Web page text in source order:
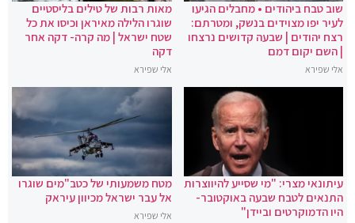
שוב טבח ביהודים • מחבלים הגיעו
לעיר יפו מצוידים בנשק, ומטרתם:
רצח יהודים | שבעה קדושים נרצחו
| השם יקום דמם
אלי שפירא
מאות רבות של טילים בליסטיים
שוגרו הלילה מאיראן וכיסו את כל
שטח ישראל | מה קרה- דקה אחר
דקה
אלי שפירא
עיתונאי מצרי: "מי שסייע להיווצרות
התנאים לטבח שבעה באוקטובר-
היו הדמוקרטים וביידן"
מטח משמעותי של כטב"מים שוגרו
אל עבר ישראל מכיוון עיראק
אלי שפירא